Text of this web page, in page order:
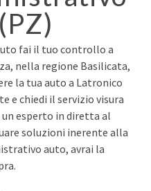
fai il tuo controllo a
nella regione Basilicata,
la tua auto a Latronico
e chiedi il servizio visura
esperto in diretta al
soluzioni inerente alla
auto, avrai la